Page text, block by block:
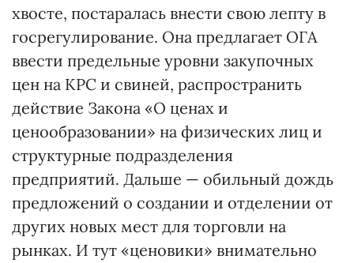
хвосте, постаралась внести свою лепту в
госрегулирование. Она предлагает ОГА
ввести предельные уровни закупочных
цен на КРС и свиней, распространить
действие Закона «О ценах и
ценообразовании» на физических лиц и
структурные подразделения
предприятий. Дальше — обильный дождь
предложений о создании и отделении от
других новых мест для торговли на
рынках. И тут «ценовики» внимательно